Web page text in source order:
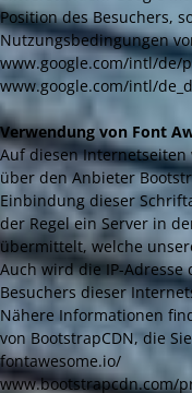
Position des Besuchers,
Nutzungsbedingungen
www.google.com/intl/de/
www.google.com/intl/
Verwendung von Font
Auf diesen Internetseiten
über den Anbieter
Einbindung dieser
der Regel ein Server in
übermittelt, welche
Auch wird die IP-Adresse
Besuchers dieser
Nähere Informationen
von BootstrapCDN, die
fontawesome.io/
www.bootstrapcdn.com/